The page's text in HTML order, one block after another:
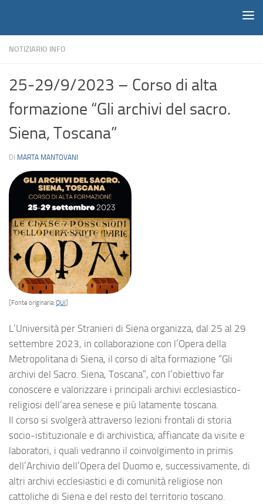
NOTIZIARIO INFO
25-29/9/2023 – Corso di alta
formazione “Gli archivi del sacro.
Siena, Toscana”
DI MARTA MANTOVANI
[Fonte originaria:QUI
L’Università per Stranieri di Siena organizza, dal 25 al 29
settembre 2023, in collaborazione con l’Opera della
Metropolitana di Siena, il corso di alta formazione “Gli
archivi del Sacro. Siena, Toscana”, con l’obiettivo far
conoscere e valorizzare i principali archivi ecclesiastico-
religiosi dell’area senese e più latamente toscana.
Il corso si svolgerà attraverso lezioni frontali di storia
socio-istituzionale e di archivistica, affiancate da visite e
laboratori, i quali vedranno il coinvolgimento in primis
dell’Archivio dell’Opera del Duomo e, successivamente, di
altri archivi ecclesiastici e di comunità religiose non
cattoliche di Siena e del resto del territorio toscano.